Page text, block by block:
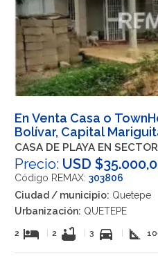
En Venta Casa o
Bolívar, Capital
CASA DE PLAYA EN
Precio: USD
Código REMAX: 303806
Ciudad / municipio: Quetepe
Urbanización: QUETEPE
2 hotel 2 bathtub 3 directions_car square_foot